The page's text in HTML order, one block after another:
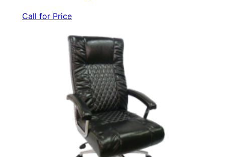
Call for Price